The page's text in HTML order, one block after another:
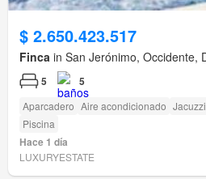
$ 2.650.423.517
Finca in San Jerónimo, Occidente,
5 5
Aparcadero Aire acondicionado Jacuzzi
Piscina
Hace 1 día
LUXURYESTATE